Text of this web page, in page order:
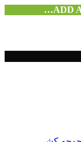
ADD